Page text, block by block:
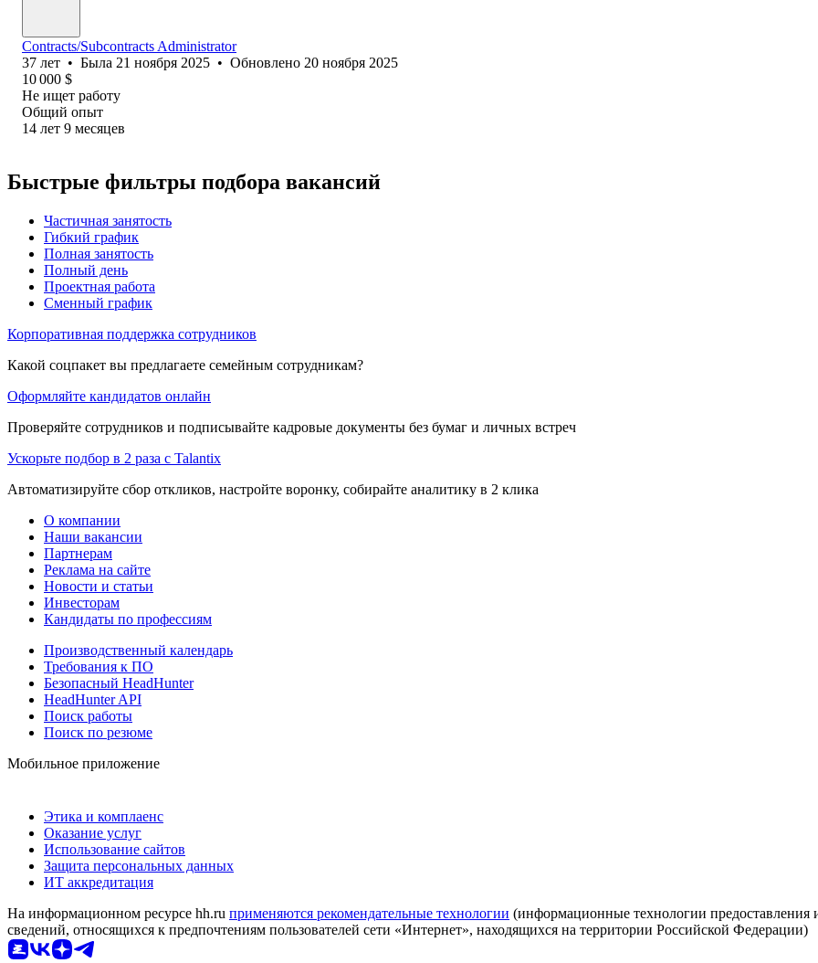
Contracts/Subcontracts Administrator
37 лет • Была 21 ноября 2025 • Обновлено 20 ноября 2025
10 000 $
Не ищет работу
Общий опыт
14 лет 9 месяцев
Быстрые фильтры подбора вакансий
Частичная занятость
Гибкий график
Полная занятость
Полный день
Проектная работа
Сменный график
Корпоративная поддержка сотрудников
Какой соцпакет вы предлагаете семейным сотрудникам?
Оформляйте кандидатов онлайн
Проверяйте сотрудников и подписывайте кадровые документы без бумаг и личных встреч
Ускорьте подбор в 2 раза с Talantix
Автоматизируйте сбор откликов, настройте воронку, собирайте аналитику в 2 клика
О компании
Наши вакансии
Партнерам
Реклама на сайте
Новости и статьи
Инвесторам
Кандидаты по профессиям
Производственный календарь
Требования к ПО
Безопасный HeadHunter
HeadHunter API
Поиск работы
Поиск по резюме
Мобильное приложение
Этика и комплаенс
Оказание услуг
Использование сайтов
Защита персональных данных
ИТ аккредитация
На информационном ресурсе hh.ru применяются рекомендательные технологии (информационные технологии предоставления
сведений, относящихся к предпочтениям пользователей сети «Интернет», находящихся на территории Российской Федерации)